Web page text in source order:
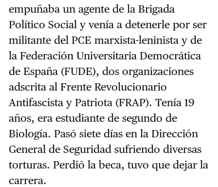
empuñaba un agente de la Brigada
Político Social y venía a detenerle por ser
militante del PCE marxista-leninista y de
la Federación Universitaria Democrática
de España (FUDE), dos organizaciones
adscrita al Frente Revolucionario
Antifascista y Patriota (FRAP). Tenía 19
años, era estudiante de segundo de
Biología. Pasó siete días en la Dirección
General de Seguridad sufriendo diversas
torturas. Perdió la beca, tuvo que dejar la
carrera.